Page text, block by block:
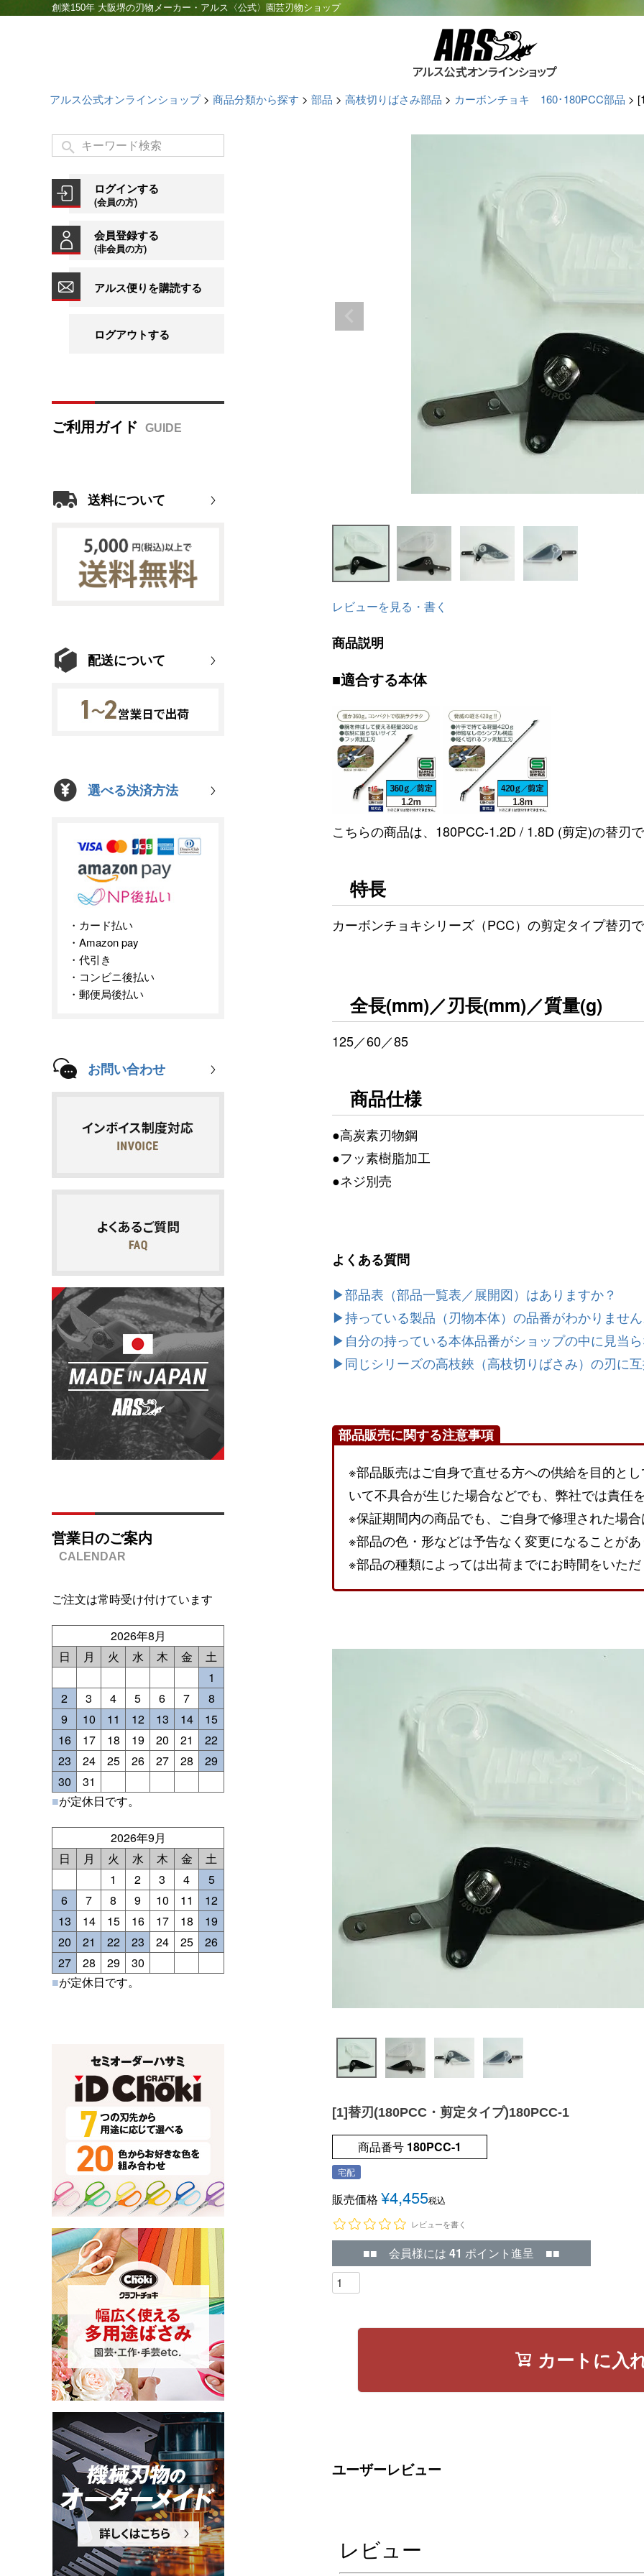
創業150年 大阪堺の刃物メーカー・アルス〈公式〉園芸刃物ショップ
アルス公式オンラインショップ 商品分類から探す 部品 高枝切りばさみ部品 カーボンチョキ 160･180PCC部品
ログインする
(会員の方)
会員登録する
(非会員の方)
アルス便りを購読する
ログアウトする
ご利用ガイド
送料について
配送について
選べる決済方法
カード払い
Amazon pay
代引き
コンビニ後払い
郵便局後払い
お問い合わせ
営業日のご案内
ご注文は常時受け付けています
2026年8月
日
月 火 水 木 金
土
1
2
3 4 5 6 7
8
9
10 11 12 13 14
15
16
17 18 19 20 21
22
23
24 25 26 27 28
29
30
31
■が定休日です。
2026年9月
日
月 火 水 木 金
土
1
2 3 4
5
6
7 8 9 10 11
12
13
14 15 16 17 18
19
20
21 22 23 24 25
26
27
28 29
30
■が定休日です。
レビューを見る・書く
商品説明
■適合する本体
こちらの商品は、180PCC-1.2D / 1.8D (剪定)の替刃
特長
カーボンチョキシリーズ（PCC）の剪定タイプ替刃
全長(mm)／刃長(mm)／質量(g)
125／60／85
商品仕様
●高炭素刃物鋼
●フッ素樹脂加工
●ネジ別売
よくある質問
▶部品表（部品一覧表／展開図）はありますか？
▶持っている製品（刃物本体）の品番がわかりませ
▶自分の持っている本体品番がショップの中に見当
▶同じシリーズの高枝鋏（高枝切りばさみ）の刃に
部品販売に関する注意事項
※部品販売はご自身で直せる方への供給を目的と
いて不具合が生じた場合などでも、弊社では責任
※保証期間内の商品でも、ご自身で修理された場
※部品の色・形などは予告なく変更になることが
※部品の種類によっては出荷までにお時間をいた
[1]替刃(180PCC・剪定タイプ)180PCC-1
商品番号 180PCC-1
宅配
販売価格 ¥4,455税込
レビューを書く
■■ 会員様には 41 ポイント進呈 ■■
カートに入
ユーザーレビュー
レビュー